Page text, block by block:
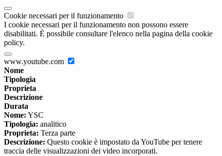
Cookie necessari per il funzionamento
I cookie necessari per il funzionamento non possono essere
disabilitati. È possibile consultare l'elenco nella pagina della cookie
policy.
www.youtube.com
Nome
Tipologia
Proprieta
Descrizione
Durata
Nome: YSC
Tipologia: analitico
Proprieta: Terza parte
Descrizione: Questo cookie è impostato da YouTube per tenere
traccia delle visualizzazioni dei video incorporati.